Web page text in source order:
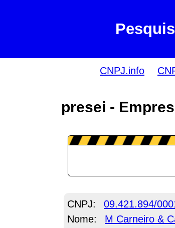
CNPJ.info
presei -
CNPJ: 09.421.894/
Nome:
M Carneiro &